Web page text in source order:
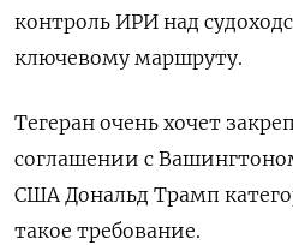
контроль ИРИ над
ключевому маршруту.
Тегеран очень хочет
соглашении ​с
США Дональд Трамп
такое требование.